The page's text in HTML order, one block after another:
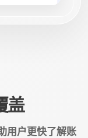
盖
用户更快了解账